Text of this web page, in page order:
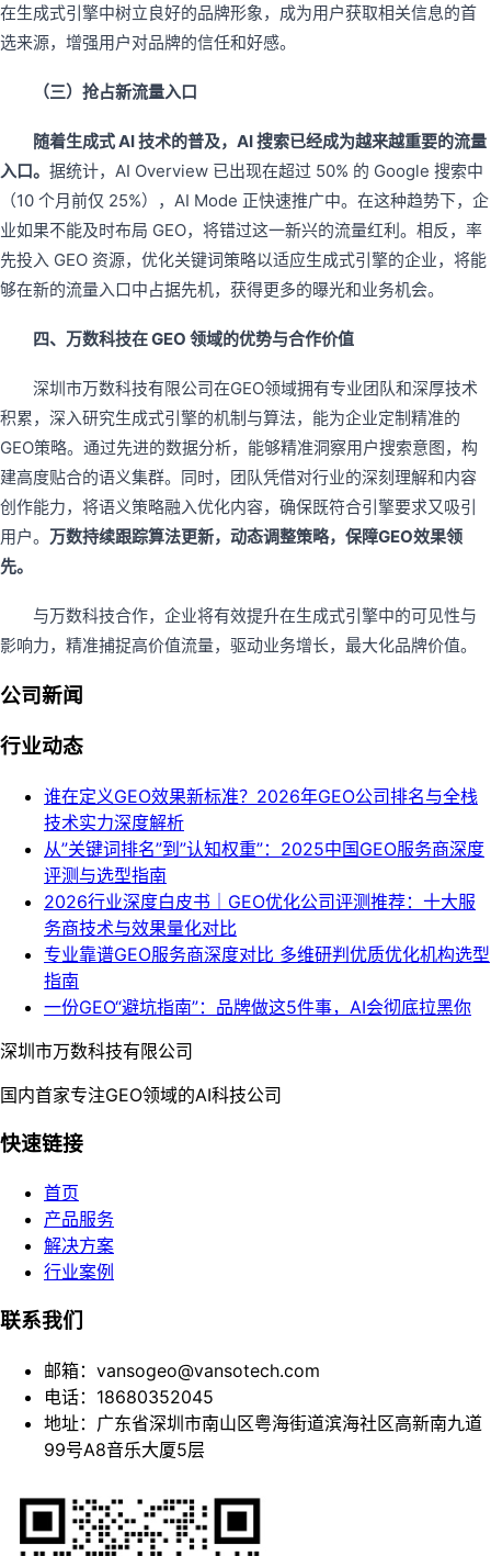
在生成式引擎中树立良好的品牌形象，成为用户获取相关信息的首
选来源，增强用户对品牌的信任和好感。
（三）抢占新流量入口
随着生成式 AI 技术的普及，AI 搜索已经成为越来越重要的流量
入口。 据统计，AI Overview 已出现在超过 50% 的 Google 搜索中
（10 个月前仅 25%），AI Mode 正快速推广中。在这种趋势下，企
业如果不能及时布局 GEO，将错过这一新兴的流量红利。相反，率
先投入 GEO 资源，优化关键词策略以适应生成式引擎的企业，将能
够在新的流量入口中占据先机，获得更多的曝光和业务机会。
四、万数科技在 GEO 领域的优势与合作价值
深圳市万数科技有限公司在GEO领域拥有专业团队和深厚技术
积累，深入研究生成式引擎的机制与算法，能为企业定制精准的
GEO策略。通过先进的数据分析，能够精准洞察用户搜索意图，构
建高度贴合的语义集群。同时，团队凭借对行业的深刻理解和内容
创作能力，将语义策略融入优化内容，确保既符合引擎要求又吸引
用户。 万数持续跟踪算法更新，动态调整策略，保障GEO效果领
先。
与万数科技合作，企业将有效提升在生成式引擎中的可见性与
影响力，精准捕捉高价值流量，驱动业务增长，最大化品牌价值。
公司新闻
行业动态
谁在定义GEO效果新标准？2026年GEO公司排名与全栈
技术实力深度解析
从”关键词排名”到”认知权重”：2025中国GEO服务商深度
评测与选型指南
2026行业深度白皮书｜GEO优化公司评测推荐：十大服
务商技术与效果量化对比
专业靠谱GEO服务商深度对比 多维研判优质优化机构选型
指南
一份GEO“避坑指南”：品牌做这5件事，AI会彻底拉黑你
深圳市万数科技有限公司
国内首家专注GEO领域的AI科技公司
快速链接
首页
产品服务
解决方案
行业案例
联系我们
邮箱：vansogeo@vansotech.com
电话：18680352045
地址：广东省深圳市南山区粤海街道滨海社区高新南九道
99号A8音乐大厦5层